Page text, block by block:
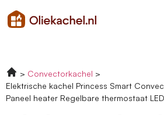
Convectorkachel
Elektrische kachel Princess Smart
Paneel heater Regelbare thermostaat